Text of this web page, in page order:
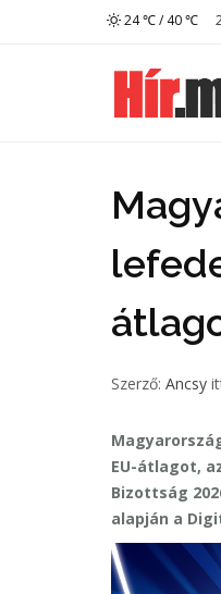
24 ℃ / 40 ℃
Szerző: Ancsy
EU-átlagot,
Bizottság
alapján a